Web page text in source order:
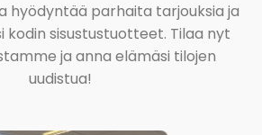
hyödyntää parhaita tarjouksia ja
kodin sisustustuotteet. Tilaa nyt
ja anna elämäsi tilojen
uudistua!